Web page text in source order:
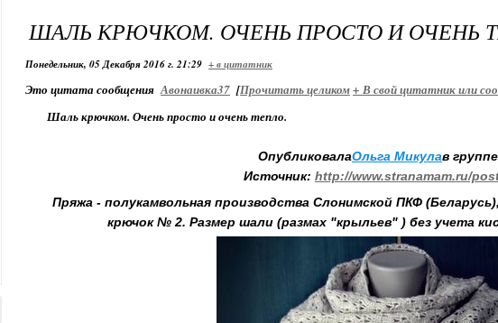
ШАЛЬ КРЮЧКОМ. ОЧЕНЬ ПРОСТО И ОЧЕНЬ
Понедельник, 05 Декабря 2016 г. 21:29 + в цитатник
Это цитата сообщения Авонаивка37 [Прочитать целиком+ В свой цитатник или
Шаль крючком. Очень просто и очень тепло.
ОпубликовалаОльга Микулав группе
Источник: http://www.stranamam.ru/
Пряжа - полукамвольная производства Слонимской ПКФ
крючок № 2. Размер шали (размах "крыльев" ) без учета